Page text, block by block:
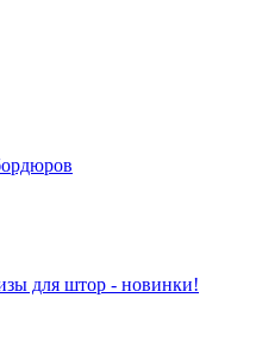
для штор - новинки!